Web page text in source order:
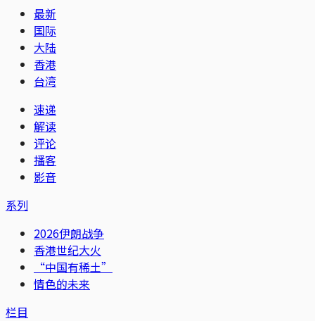
最新
国际
大陆
香港
台湾
速递
解读
评论
播客
影音
系列
2026伊朗战争
香港世纪大火
“中国有稀土”
情色的未来
栏目